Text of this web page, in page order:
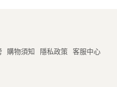
購物須知 隱私政策 客服中心